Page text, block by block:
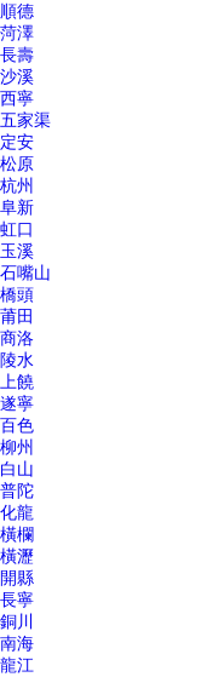
順德
菏澤
長壽
沙溪
西寧
五家渠
定安
松原
杭州
阜新
虹口
玉溪
石嘴山
橋頭
莆田
商洛
陵水
上饒
遂寧
百色
柳州
白山
普陀
化龍
橫欄
橫瀝
開縣
長寧
銅川
南海
龍江